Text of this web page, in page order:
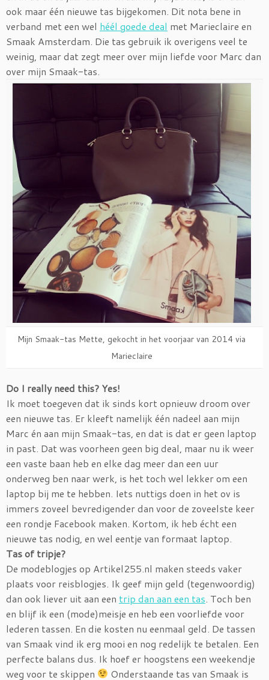
ook maar één nieuwe tas bijgekomen. Dit nota bene in
verband met een wel héél goede deal met Marieclaire en
Smaak Amsterdam. Die tas gebruik ik overigens veel te
weinig, maar dat zegt meer over mijn liefde voor Marc dan
over mijn Smaak-tas.
Mijn Smaak-tas Mette, gekocht in het voorjaar van 2014 via
Marieclaire
Do I really need this? Yes!
Ik moet toegeven dat ik sinds kort opnieuw droom over
een nieuwe tas. Er kleeft namelijk één nadeel aan mijn
Marc én aan mijn Smaak-tas, en dat is dat er geen laptop
in past. Dat was voorheen geen big deal, maar nu ik weer
een vaste baan heb en elke dag meer dan een uur
onderweg ben naar werk, is het toch wel lekker om een
laptop bij me te hebben. Iets nuttigs doen in het ov is
immers zoveel bevredigender dan voor de zoveelste keer
een rondje Facebook maken. Kortom, ik heb écht een
nieuwe tas nodig, en wel eentje van formaat laptop.
Tas of tripje?
De modeblogjes op Artikel255.nl maken steeds vaker
plaats voor reisblogjes. Ik geef mijn geld (tegenwoordig)
dan ook liever uit aan een trip dan aan een tas. Toch ben
en blijf ik een (mode)meisje en heb een voorliefde voor
lederen tassen. En die kosten nu eenmaal geld. De tassen
van Smaak vind ik erg mooi en nog redelijk te betalen. Een
perfecte balans dus. Ik hoef er hoogstens een weekendje
weg voor te skippen
Onderstaande tas van Smaak is